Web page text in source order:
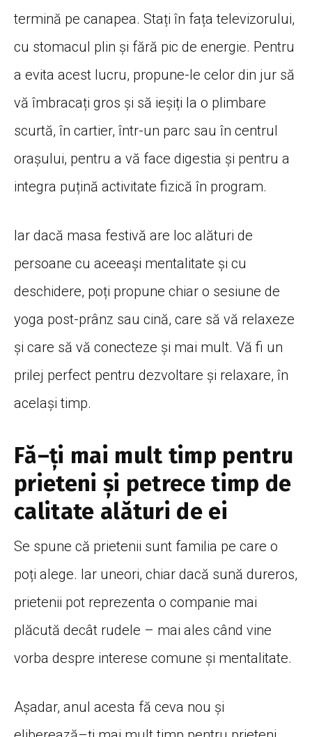
termină pe canapea. Stați în fața televizorului,
cu stomacul plin și fără pic de energie. Pentru
a evita acest lucru, propune-le celor din jur să
vă îmbracați gros și să ieșiți la o plimbare
scurtă, în cartier, într-un parc sau în centrul
orașului, pentru a vă face digestia și pentru a
integra puțină activitate fizică în program.
Iar dacă masa festivă are loc alături de
persoane cu aceeași mentalitate și cu
deschidere, poți propune chiar o sesiune de
yoga post-prânz sau cină, care să vă relaxeze
și care să vă conecteze și mai mult. Vă fi un
prilej perfect pentru dezvoltare și relaxare, în
același timp.
Fă–ți mai mult timp pentru
prieteni și petrecetimp de
calitate alături de ei
Se spune că prietenii sunt familia pe care o
poți alege. Iar uneori, chiar dacă sună dureros,
prietenii pot reprezenta o companie mai
plăcută decât rudele – mai ales când vine
vorba despre interese comune și mentalitate.
Așadar, anul acesta fă ceva nou și